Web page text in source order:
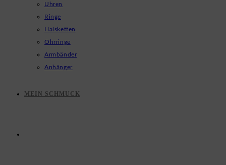
Uhren
Ringe
Halsketten
Ohrringe
Armbänder
Anhänger
MEIN SCHMUCK